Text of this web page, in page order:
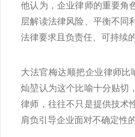
他认为，企业律师的重要角
层解读法律风险、平衡不同
法律要求且负责任、可持续
大法官梅达顺把企业律师比
灿堃认为这个比喻十分贴切
律师，往往不只是提供技术
肩负引导企业面对不确定性